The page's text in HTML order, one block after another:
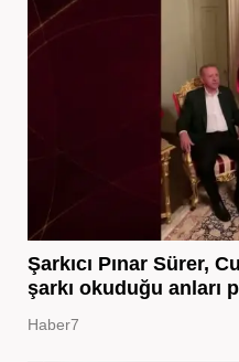
Şarkıcı Pınar Sürer,
şarkı okuduğu anları
Haber7